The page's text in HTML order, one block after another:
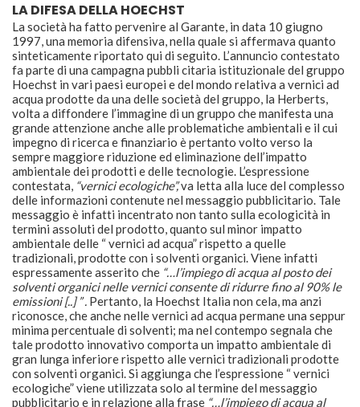
LA DIFESA DELLA HOECHST
La società ha fatto pervenire al Garante, in data 10 giugno
1997, una memoria difensiva, nella quale si affermava quanto
sinteticamente riportato qui di seguito. L’annuncio contestato
fa parte di una campagna pubbli citaria istituzionale del gruppo
Hoechst in vari paesi europei e del mondo relativa a vernici ad
acqua prodotte da una delle società del gruppo, la Herberts,
volta a diffondere l’immagine di un gruppo che manifesta una
grande attenzione anche alle problematiche ambientali e il cui
impegno di ricerca e finanziario è pertanto volto verso la
sempre maggiore riduzione ed eliminazione dell’impatto
ambientale dei prodotti e delle tecnologie. L’espressione
contestata, “vernici ecologiche”,va letta alla luce del complesso
delle informazioni contenute nel messaggio pubblicitario. Tale
messaggio è infatti incentrato non tanto sulla ecologicità in
termini assoluti del prodotto, quanto sul minor impatto
ambientale delle “ vernici ad acqua” rispetto a quelle
tradizionali, prodotte con i solventi organici. Viene infatti
espressamente asserito che “…l’impiego di acqua al posto dei
solventi organici nelle vernici consente di ridurre fino al 90% le
emissioni [..] ” . Pertanto, la Hoechst Italia non cela, ma anzi
riconosce, che anche nelle vernici ad acqua permane una seppur
minima percentuale di solventi; ma nel contempo segnala che
tale prodotto innovativo comporta un impatto ambientale di
gran lunga inferiore rispetto alle vernici tradizionali prodotte
con solventi organici. Si aggiunga che l’espressione “ vernici
ecologiche” viene utilizzata solo al termine del messaggio
pubblicitario e in relazione alla frase “…l’impiego di acqua al